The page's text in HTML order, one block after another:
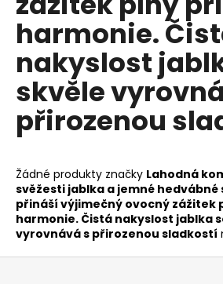
harmonie.
nakyslost
skvěle
přirozenou
Žádné produkty značky Lahodná
svěžesti jablka a jemné
přináší výjimečný ovocný zážitek
harmonie. Čistá nakyslost jablka
vyrovnává s přirozenou sladkostí
e
b
u
j
e
t
e
a
j
í
t
?
Z